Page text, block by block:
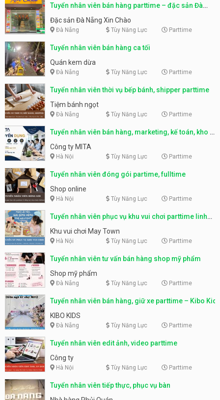
Tuyển nhân viên bán hàng parttime – đặc sản Đà
Nẵng
Đặc sản Đà Nẵng Xin Chào
Đà Nẵng Tùy Năng Lực Parttime
Tuyển nhân viên bán hàng ca tối
Quán kem dừa
Đà Nẵng Tùy Năng Lực Parttime
Tuyển nhân viên thời vụ bếp bánh, shipper parttime
Tiệm bánh ngọt
Đà Nẵng Tùy Năng Lực Parttime
Tuyển nhân viên bán hàng, marketing, kế toán, kho –
parttime, fulltime
Công ty MITA
Hà Nội Tùy Năng Lực Parttime
Tuyển nhân viên đóng gói partime, fulltime
Shop online
Hà Nội Tùy Năng Lực Parttime
Tuyển nhân viên phục vụ khu vui chơi parttime linh
động
Khu vui chơi May Town
Hà Nội Tùy Năng Lực Parttime
Tuyển nhân viên tư vấn bán hàng shop mỹ phẩm
Shop mỹ phẩm
Đà Nẵng Tùy Năng Lực Parttime
Tuyển nhân viên bán hàng, giữ xe parttime – Kibo Kid
KIBO KIDS
Đà Nẵng Tùy Năng Lực Parttime
Tuyển nhân viên edit ảnh, video parttime
Công ty
Hà Nội Tùy Năng Lực Parttime
Tuyển nhân viên tiếp thực, phục vụ bàn